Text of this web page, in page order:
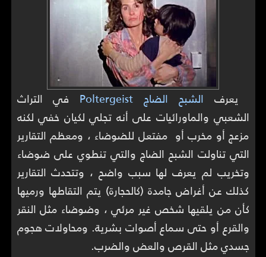
يعرف الشبح الضاج Poltergeist
في التراث
الشعبي والماورائيات على أنه تجلي لكيان خفي لكنه
مزعج أو مخرب أو مفتعل للضوضاء ، ومعظم التقارير
التي تناولت الشبح الضاج والتي تنطوي على ضوضاء
وتخريب لم يعرف لها سبب واضح ، وتتحدث التقارير
كذلك عن أغراض جامدة (كالحجارة) يتم التقاطها ورميها
كأن من يلقيها شخص غير مرئي ، وضوضاء مثل النقر
والقرع أو حتى سماع أصوات بشرية. ومحاولات هجوم
جسدي مثل القرص والعض والضرب.